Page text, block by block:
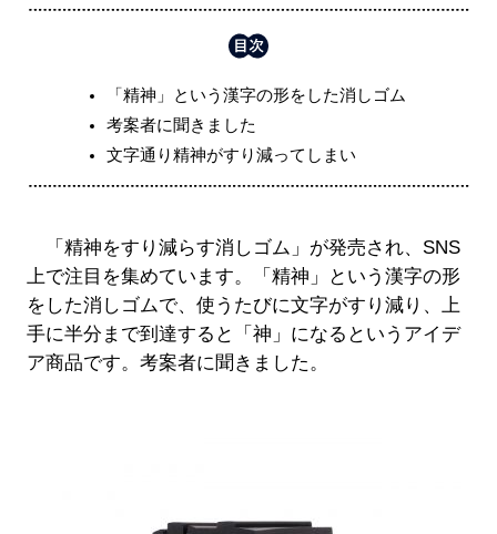
「精神」という漢字の形をした消しゴム
考案者に聞きました
文字通り精神がすり減ってしまい
「精神をすり減らす消しゴム」が発売され、SNS
上で注目を集めています。「精神」という漢字の形
をした消しゴムで、使うたびに文字がすり減り、上
手に半分まで到達すると「神」になるというアイデ
ア商品です。考案者に聞きました。